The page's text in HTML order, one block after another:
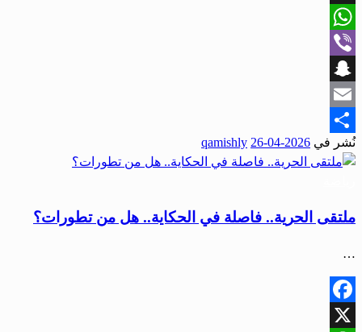
X
WhatsApp
Viber
Snapchat
Email
Share
نُشر في 2026-04-26
qamishly
ملتقى الحرية.. فاصلة في الحكاية.. هل من تطورات؟
…
Facebook